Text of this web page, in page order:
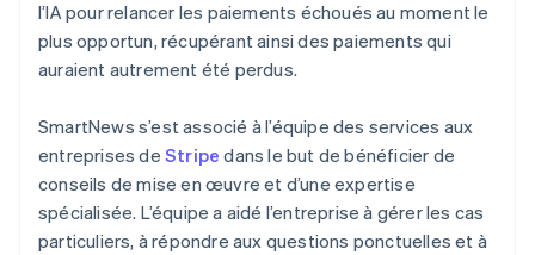
l’IA pour relancer les paiements échoués au moment le
plus opportun, récupérant ainsi des paiements qui
auraient autrement été perdus.
SmartNews s’est associé à l’équipe des services aux
entreprises de Stripe dans le but de bénéficier de
conseils de mise en œuvre et d’une expertise
spécialisée. L’équipe a aidé l’entreprise à gérer les cas
particuliers, à répondre aux questions ponctuelles et à